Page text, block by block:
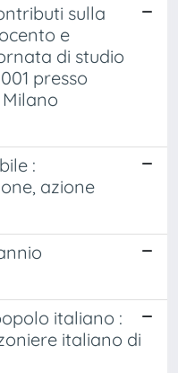
sulla
e
di studio
presso
:
azione
italiano :
italiano di